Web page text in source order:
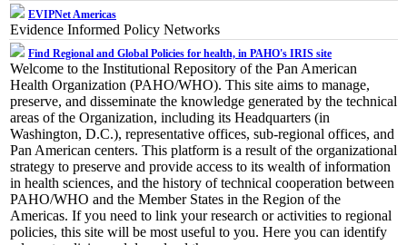
EVIPNet Americas
Evidence Informed Policy Networks
Find Regional and Global Policies for health, in PAHO's IRIS site
Welcome to the Institutional Repository of the Pan American
Health Organization (PAHO/WHO). This site aims to manage,
preserve, and disseminate the knowledge generated by the technical
areas of the Organization, including its Headquarters (in
Washington, D.C.), representative offices, sub-regional offices, and
Pan American centers. This platform is a result of the organizational
strategy to preserve and provide access to its wealth of information
in health sciences, and the history of technical cooperation between
PAHO/WHO and the Member States in the Region of the
Americas. If you need to link your research or activities to regional
policies, this site will be most useful to you. Here you can identify